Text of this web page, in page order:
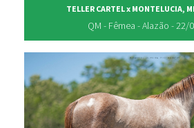
TELLER CARTEL x MONTELUCIA,
QM - Fêmea - Alazão - 22/